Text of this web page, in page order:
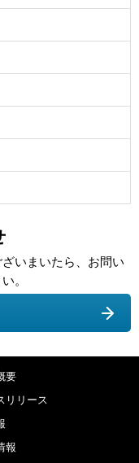
いまいたら、お問い
。
要
リリース
報